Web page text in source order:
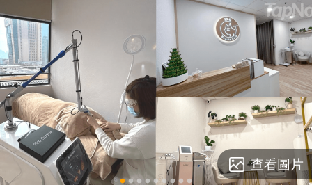
lens lens lens lens lens lens lens lens lens
查看圖片